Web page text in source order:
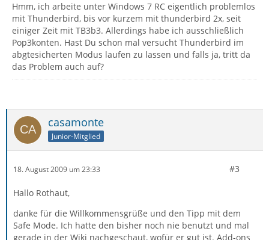
Hmm, ich arbeite unter Windows 7 RC eigentlich problemlos
mit Thunderbird, bis vor kurzem mit thunderbird 2x, seit
einiger Zeit mit TB3b3. Allerdings habe ich ausschließlich
Pop3konten. Hast Du schon mal versucht Thunderbird im
abgtesicherten Modus laufen zu lassen und falls ja, tritt da
das Problem auch auf?
casamonte
Junior-Mitglied
18. August 2009 um 23:33 #3
Hallo Rothaut,
danke für die Willkommensgrüße und den Tipp mit dem
Safe Mode. Ich hatte den bisher noch nie benutzt und mal
gerade in der Wiki nachgeschaut, wofür er gut ist. Add-ons